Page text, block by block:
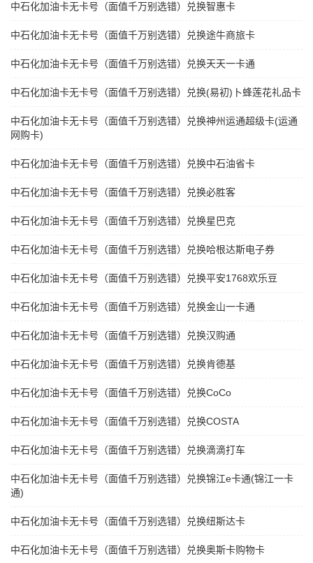
中石化加油卡无卡号（面值千万别选错）兑换智惠卡
中石化加油卡无卡号（面值千万别选错）兑换途牛商旅卡
中石化加油卡无卡号（面值千万别选错）兑换天天一卡通
中石化加油卡无卡号（面值千万别选错）兑换(易初)卜蜂莲花礼品卡
中石化加油卡无卡号（面值千万别选错）兑换神州运通超级卡(运通
网购卡)
中石化加油卡无卡号（面值千万别选错）兑换中石油省卡
中石化加油卡无卡号（面值千万别选错）兑换必胜客
中石化加油卡无卡号（面值千万别选错）兑换星巴克
中石化加油卡无卡号（面值千万别选错）兑换哈根达斯电子券
中石化加油卡无卡号（面值千万别选错）兑换平安1768欢乐豆
中石化加油卡无卡号（面值千万别选错）兑换金山一卡通
中石化加油卡无卡号（面值千万别选错）兑换汉购通
中石化加油卡无卡号（面值千万别选错）兑换肯德基
中石化加油卡无卡号（面值千万别选错）兑换CoCo
中石化加油卡无卡号（面值千万别选错）兑换COSTA
中石化加油卡无卡号（面值千万别选错）兑换滴滴打车
中石化加油卡无卡号（面值千万别选错）兑换锦江e卡通(锦江一卡
通)
中石化加油卡无卡号（面值千万别选错）兑换纽斯达卡
中石化加油卡无卡号（面值千万别选错）兑换奥斯卡购物卡